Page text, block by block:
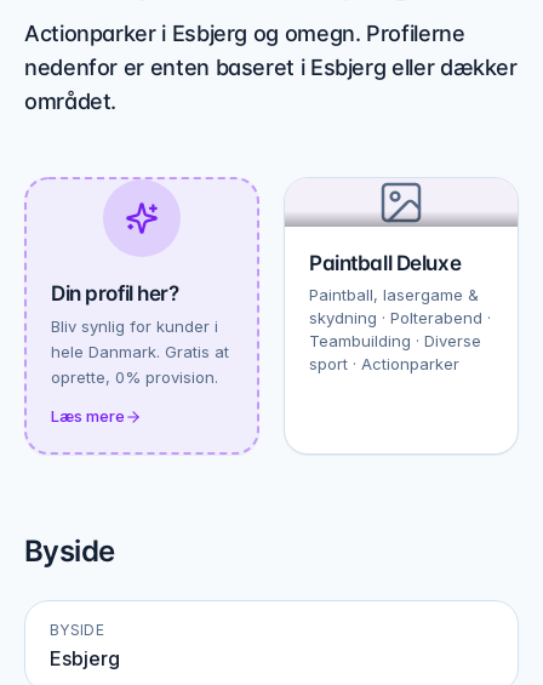
Actionparker i Esbjerg og omegn. Profilerne
nedenfor er enten baseret i Esbjerg eller dækker
området.
Din profil her?
Bliv synlig for kunder i
hele Danmark. Gratis at
oprette, 0% provision.
Læs mere
Paintball Deluxe
Paintball, lasergame &
skydning · Polterabend ·
Teambuilding · Diverse
sport · Actionparker
Byside
BYSIDE
Esbjerg